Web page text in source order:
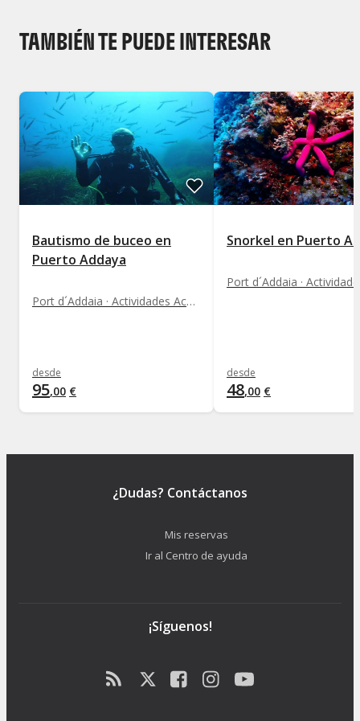
TAMBIÉN TE PUEDE INTERESAR
Bautismo de buceo en
Puerto Addaya
Port d´Addaia · Actividades Acuáticas
desde
95,00 €
Snorkel en Puerto
desde
48,00 €
¿Dudas? Contáctanos
Mis reservas
Ir al Centro de ayuda
¡Síguenos!